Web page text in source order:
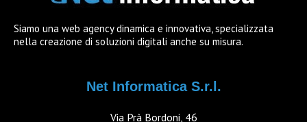
Siamo una web agency dinamica e innovativa, specializzata
nella creazione di soluzioni digitali anche su misura.
Net Informatica S.r.l.
Via Prà Bordoni, 46